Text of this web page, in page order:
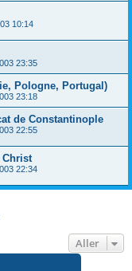
10:14
23:35
Pologne, Portugal)
23:18
de Constantinople
22:55
Christ
22:34
Aller